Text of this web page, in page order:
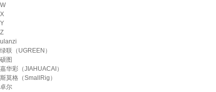
W
X
Y
Z
ulanzi
绿联（UGREEN）
硕图
嘉华彩（JIAHUACAI）
斯莫格（SmallRig）
卓尔